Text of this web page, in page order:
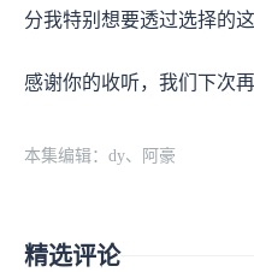
分我特别想要透过选择的
感谢你的收听，我们下次再
本集编辑：dy、阿豪
精选评论